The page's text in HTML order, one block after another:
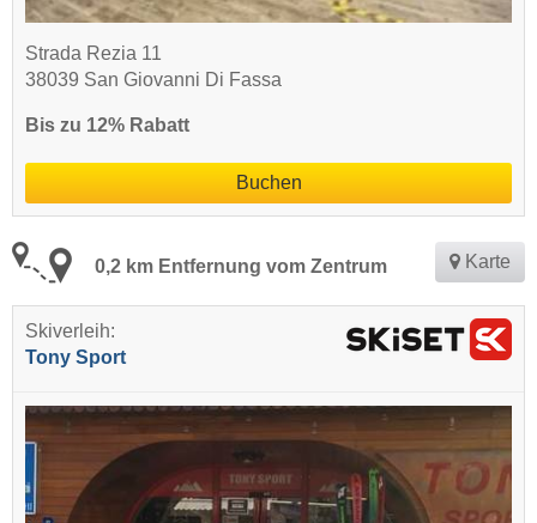
Strada Rezia 11
38039 San Giovanni Di Fassa
Bis zu 12% Rabatt
Buchen
0,2 km Entfernung vom Zentrum Karte
Skiverleih:
Tony Sport